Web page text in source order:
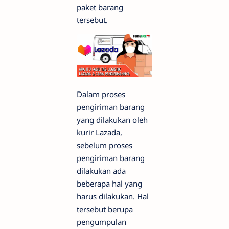
paket barang
tersebut.
Dalam proses
pengiriman barang
yang dilakukan oleh
kurir Lazada,
sebelum proses
pengiriman barang
dilakukan ada
beberapa hal yang
harus dilakukan. Hal
tersebut berupa
pengumpulan